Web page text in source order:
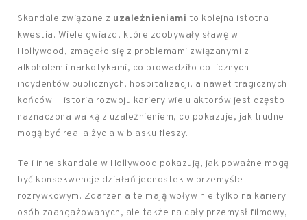
Skandale związane z uzależnieniami to kolejna istotna
kwestia. Wiele gwiazd, które zdobywały sławę w
Hollywood, zmagało się z problemami związanymi z
alkoholem i narkotykami, co prowadziło do licznych
incydentów publicznych, hospitalizacji, a nawet tragicznych
końców. Historia rozwoju kariery wielu aktorów jest często
naznaczona walką z uzależnieniem, co pokazuje, jak trudne
mogą być realia życia w blasku fleszy.
Te i inne skandale w Hollywood pokazują, jak poważne mogą
być konsekwencje działań jednostek w przemyśle
rozrywkowym. Zdarzenia te mają wpływ nie tylko na kariery
osób zaangażowanych, ale także na cały przemysł filmowy,